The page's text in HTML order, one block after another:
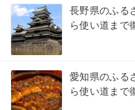
長野県のふる
ら使い道まで
愛知県のふる
ら使い道まで